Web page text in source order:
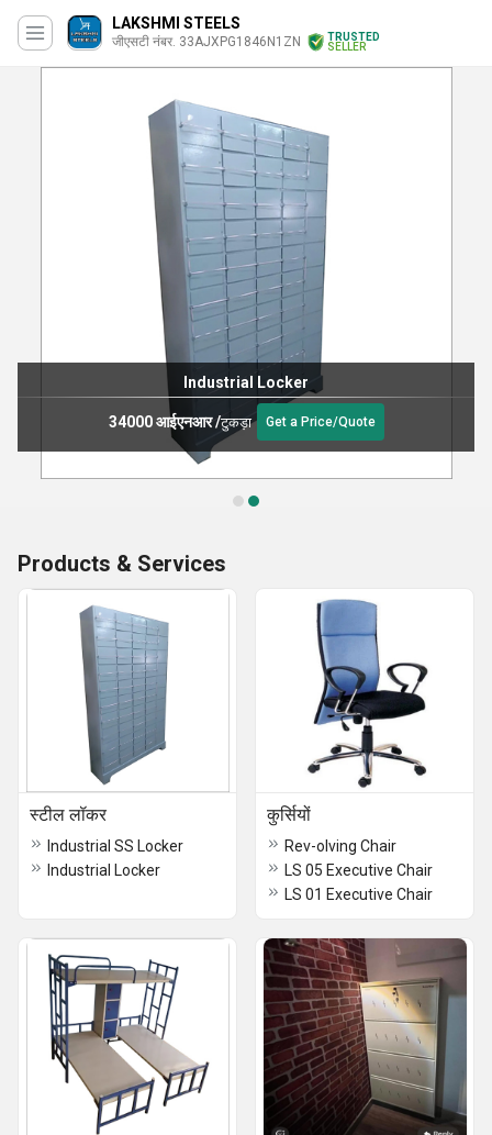
LAKSHMI STEELS
जीएसटी नंबर. 33AJXPG1846N1ZN
TRUSTED
SELLER
Industrial Locker
34000 आईएनआर/टुकड़ा Get a Price/Quote
Products & Services
स्टील लॉकर
Industrial SS Locker
Industrial Locker
कुर्सियों
Rev-olving Chair
LS 05 Executive Chair
LS 01 Executive Chair